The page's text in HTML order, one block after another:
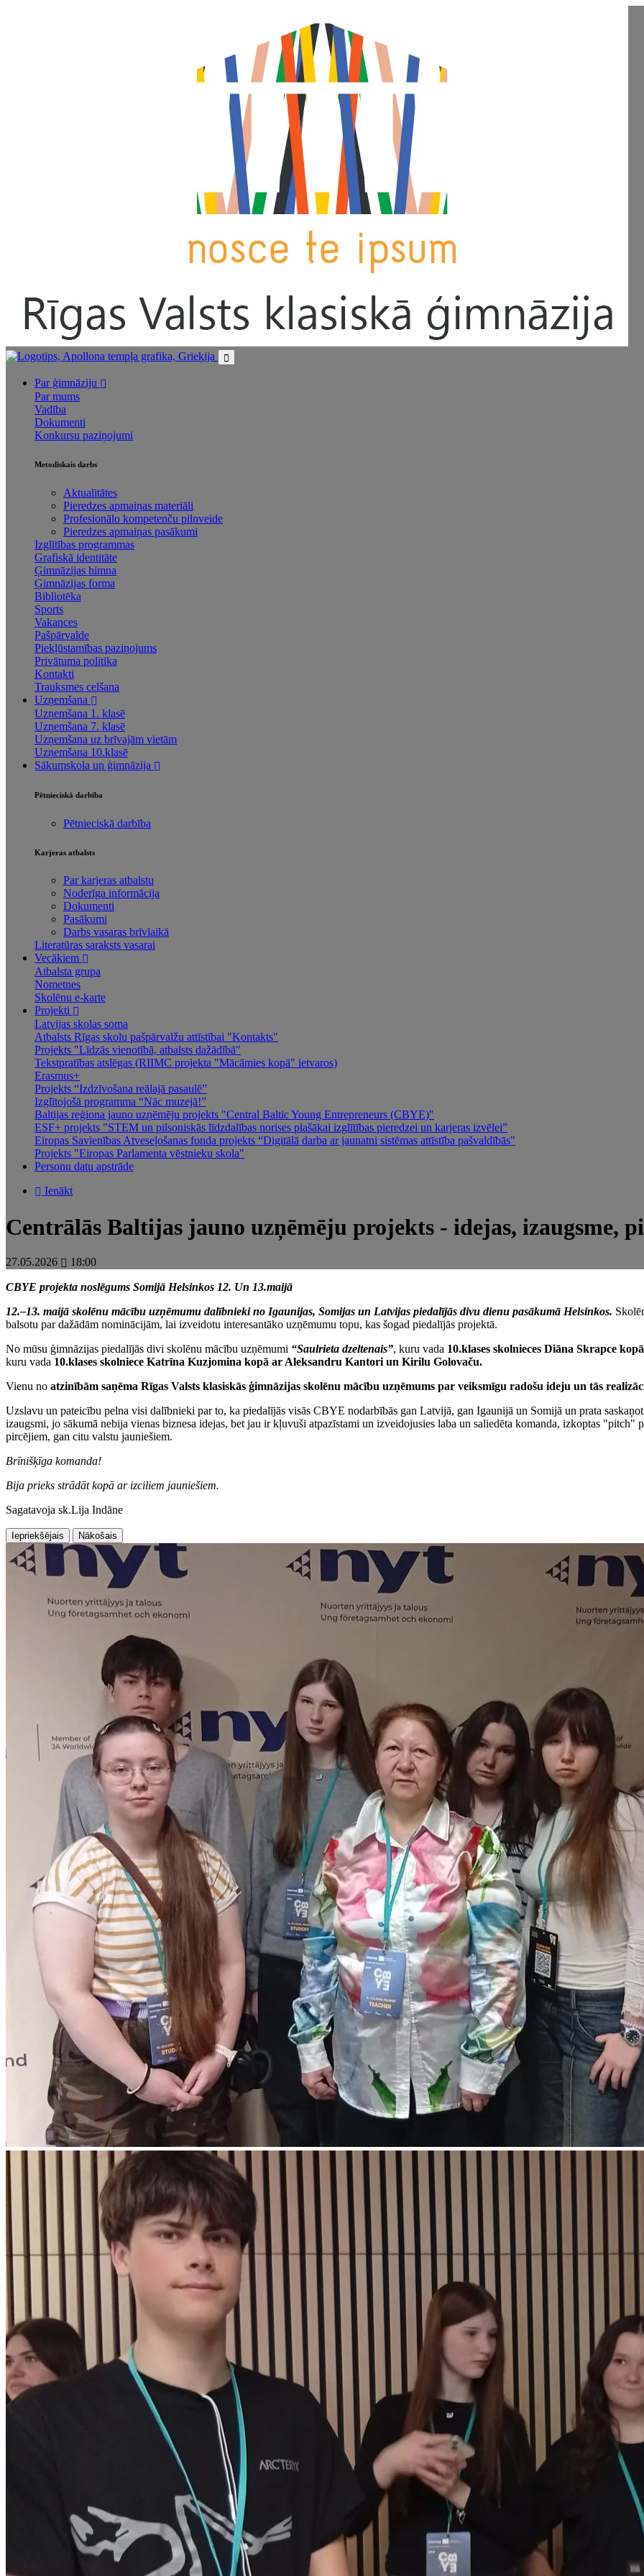
Par ģimnāziju
Par mums
Vadība
Dokumenti
Konkursu paziņojumi
Metodiskais darbs
Aktualitātes
Pieredzes apmaiņas materiāli
Profesionālo kompetenču pilnveide
Pieredzes apmaiņas pasākumi
Izglītības programmas
Grafiskā identitāte
Ģimnāzijas himna
Ģimnāzijas forma
Bibliotēka
Sports
Vakances
Pašpārvalde
Piekļūstamības paziņojums
Privātuma politika
Kontakti
Trauksmes celšana
Uzņemšana
Uzņemšana 1. klasē
Uzņemšana 7. klasē
Uzņemšana uz brīvajām vietām
Uzņemšana 10.klasē
Sākumskola un ģimnāzija
Pētnieciskā darbība
Pētnieciskā darbība
Karjeras atbalsts
Par karjeras atbalstu
Noderīga informācija
Dokumenti
Pasākumi
Darbs vasaras brīvlaikā
Literatūras saraksts vasarai
Vecākiem
Atbalsta grupa
Nometnes
Skolēnu e-karte
Projekti
Latvijas skolas soma
Atbalsts Rīgas skolu pašpārvalžu attīstībai "Kontakts"
Projekts "Līdzās vienotībā, atbalsts dažādībā"
Tekstpratības atslēgas (RIIMC projekta "Mācāmies kopā" ietvaros)
Erasmus+
Projekts “Izdzīvošana reālajā pasaulē”
Izglītojošā programma “Nāc muzejā!”
Baltijas reģiona jauno uzņēmēju projekts "Central Baltic Young Entrepreneurs (CBYE)"
ESF+ projekts "STEM un pilsoniskās līdzdalības norises plašākai izglītības pieredzei un karjeras izvēlei”
Eiropas Savienības Atveseļošanas fonda projekts “Digitālā darba ar jaunatni sistēmas attīstība pašvaldībās"
Projekts "Eiropas Parlamenta vēstnieku skola"
Personu datu apstrāde
Ienākt
Centrālās Baltijas jauno uzņēmēju projekts - idejas, izaugsme,
27.05.2026 18:00
CBYE projekta noslēgums Somijā Helsinkos 12. Un 13.maijā
12.–13. maijā skolēnu mācību uzņēmumu dalībnieki no Igaunijas, Somijas un Latvijas piedalījās divu dienu pasākumā Helsinkos.
balsotu par dažādām nominācijām, lai izveidotu interesantāko uzņēmumu topu, kas šogad piedalījās projektā.
No mūsu ģimnāzijas piedalījās divi skolēnu mācību uzņēmumi “Saulrieta dzeltenais”, kuru vada 10.klases skolnieces Diāna Skrapce
kuru vada 10.klases skolniece Katrīna Kuzjomina kopā ar Aleksandru Kantori un Kirilu Golovaču.
Vienu no atzinībām saņēma Rīgas Valsts klasiskās ģimnāzijas skolēnu mācību uzņēmums par veiksmīgu radošu ideju un tās
Uzslavu un pateicību pelna visi dalībnieki par to, ka piedalījās visās CBYE nodarbībās gan Latvijā, gan Igaunijā un Somijā un prata
izaugsmi, jo sākumā nebija vienas biznesa idejas, bet jau ir kļuvuši atpazīstami un izveidojusies laba un saliedēta komanda, izkoptas "pitch"
pircējiem, gan citu valstu jauniešiem.
Brīnišķīga komanda!
Bija prieks strādāt kopā ar izciliem jauniešiem.
Sagatavoja sk.Lija Indāne
Iepriekšējais Nākošais